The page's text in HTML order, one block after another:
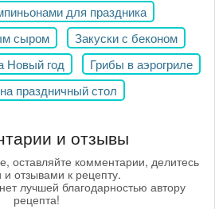
для праздника
сыром
Закуски с беконом
Новый год
Грибы в аэрогриле
праздничный стол
и отзывы
комментарии, делитесь
и отзывами к рецепту.
лучшей благодарностью автору
рецепта!